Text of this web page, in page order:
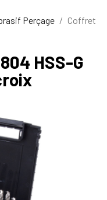
Perçage
Coffret
HSS-G